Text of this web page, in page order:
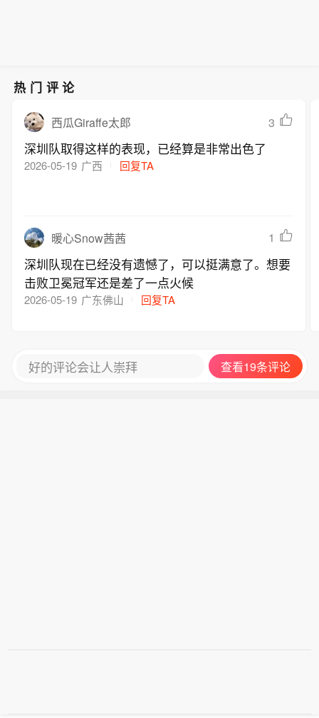
热门评论
西瓜Giraffe太郎 3
深圳队取得这样的表现，已经算是非常出色了
2026-05-19 广西 回复TA
暖心Snow茜茜 1
深圳队现在已经没有遗憾了，可以挺满意了。想要
击败卫冕冠军还是差了一点火候
2026-05-19 广东佛山 回复TA
好的评论会让人崇拜 查看19条评论